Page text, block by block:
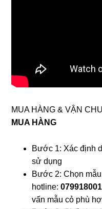
MUA HÀNG & VẬN
MUA HÀNG
Bước 1: Xác định
sử dụng
Bước 2: Chọn
hotline:
vấn mẫu cỏ phù